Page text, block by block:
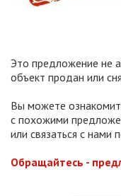
Это предложение не
объект продан или
Вы можете
с похожими
или связаться с нами
Обращайтесь -